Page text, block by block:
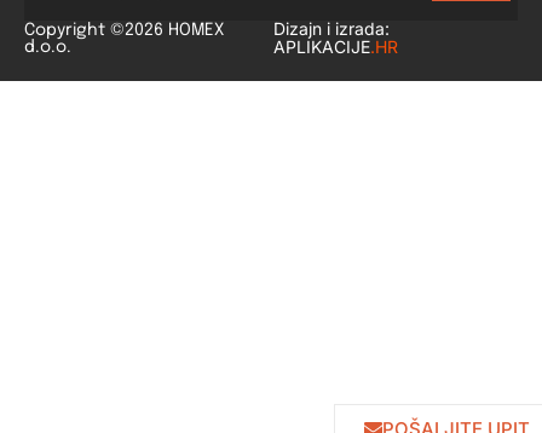
Copyright ©2026 HOMEX
d.o.o.
Dizajn i izrada:
APLIKACIJE.HR